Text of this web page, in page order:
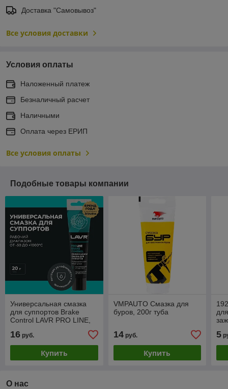
Доставка "Самовывоз"
Все условия доставки
Условия оплаты
Наложенный платеж
Безналичный расчет
Наличными
Оплата через ЕРИП
Все условия оплаты
Подобные товары компании
Универсальная смазка
для суппортов Brake
Control LAVR PRO LINE,
16 руб.
Купить
VMPAUTO Смазка для
буров, 200г туба
14руб.
Купить
5
О нас